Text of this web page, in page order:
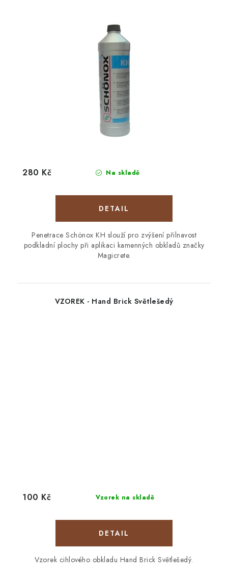
Na skladě
280 Kč
Penetrace Schönox KH slouží pro zvýšení přilnavost
podkladní plochy při aplikaci kamenných obkladů značky
Magicrete.
VZOREK - Hand Brick Světlešedý
Vzorek na skladě
100 Kč
Vzorek cihlového obkladu Hand Brick Světlešedý.